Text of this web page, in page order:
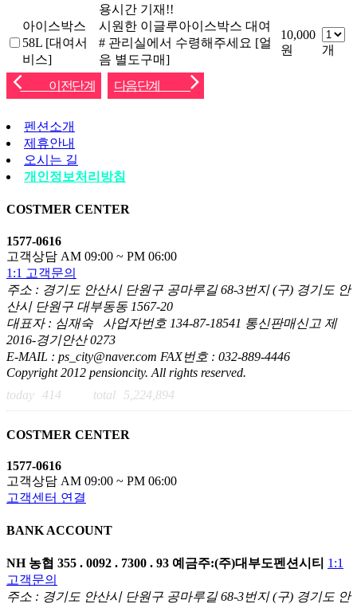
용시간 기재!!
아이스박스
58L [대여서
비스]
시원한 이글루아이스박스 대여
# 관리실에서 수령해주세요 [얼
음 별도구매]
10,000
원
개
이전단계 다음단계
펜션소개
제휴안내
오시는 길
개인정보처리방침
COSTMER CENTER
1577-0616
고객상담 AM 09:00 ~ PM 06:00
1:1 고객문의
주소 : 경기도 안산시 단원구 공마루길 68-3번지 (구) 경기도 안
산시 단원구 대부동동 1567-20
대표자 : 심재숙 사업자번호 134-87-18541 통신판매신고 제
2016-경기안산 0273
E-MAIL : ps_city@naver.com FAX번호 : 032-889-4446
Copyright 2012 pensioncity. All rights reserved.
today 414 total 5,224,894
COSTMER CENTER
1577-0616
고객상담 AM 09:00 ~ PM 06:00
고객센터 연결
BANK ACCOUNT
NH 농협 355 . 0092 . 7300 . 93 예금주:(주)대부도펜션시티 1:1
고객문의
주소 : 경기도 안산시 단원구 공마루길 68-3번지 (구) 경기도 안